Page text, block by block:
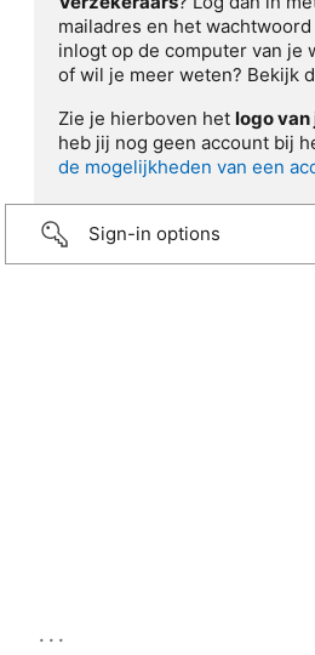
mailadres en het
inlogt op de computer van je
of wil je meer weten? Bekijk
Zie je hierboven het logo
heb jij nog geen account bij
de mogelijkheden van een
Sign-in options
...